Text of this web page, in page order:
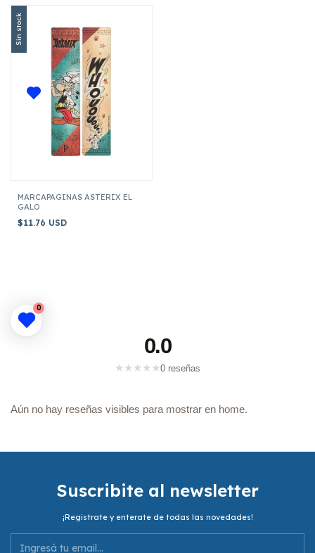
Sin stock
MARCAPAGINAS ASTERIX EL
GALO
$11.76 USD
0.0
★ ★ ★ ★ ★0 reseñas
Aún no hay reseñas visibles para mostrar en home.
Suscribite al newsletter
¡Registrate y enterate de todas las novedades!
0